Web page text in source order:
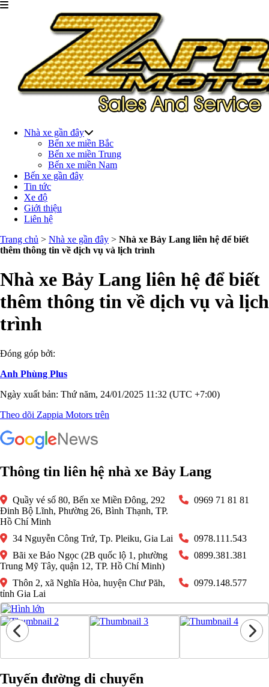
Nhà xe gần đây
Bến xe miền Bắc
Bến xe miền Trung
Bến xe miền Nam
Bến xe gần đây
Tin tức
Xe độ
Giới thiệu
Liên hệ
Trang chủ > Nhà xe gần đây > Nhà xe Bảy Lang liên hệ để biết
thêm thông tin về dịch vụ và lịch trình
Nhà xe Bảy Lang liên hệ để biết
thêm thông tin về dịch vụ và lịch
trình
Đóng góp bởi:
Anh Phùng Plus
Ngày xuất bản: Thứ năm, 24/01/2025 11:32 (UTC +7:00)
Theo dõi Zappia Motors trên
Thông tin liên hệ nhà xe Bảy Lang
Quầy vé số 80, Bến xe Miền Đông, 292
Đinh Bộ Lĩnh, Phường 26, Bình Thạnh, TP.
Hồ Chí Minh
0969 71 81 81
34 Nguyễn Công Trứ, Tp. Pleiku, Gia Lai
0978.111.543
Bãi xe Bảo Ngọc (2B quốc lộ 1, phường
Trung Mỹ Tây, quận 12, TP. Hồ Chí Minh)
0899.381.381
Thôn 2, xã Nghĩa Hòa, huyện Chư Păh,
tỉnh Gia Lai
0979.148.577
Tuyến đường di chuyển